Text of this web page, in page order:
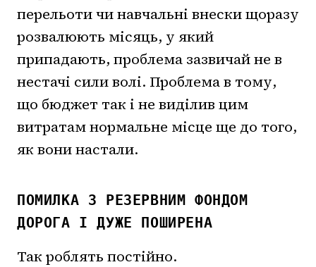
перельоти чи навчальні внески щоразу
розвалюють місяць, у який
припадають, проблема зазвичай не в
нестачі сили волі. Проблема в тому,
що бюджет так і не виділив цим
витратам нормальне місце ще до того,
як вони настали.
ПОМИЛКА З РЕЗЕРВНИМ ФОНДОМ
ДОРОГА І ДУЖЕ ПОШИРЕНА
Так роблять постійно.